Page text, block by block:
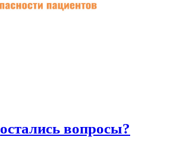
остались вопросы?